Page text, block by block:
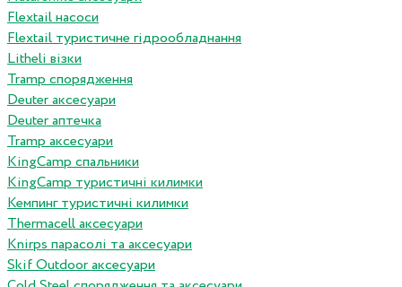
Flextail насоси
Flextail туристичне гідрообладнання
Litheli візки
Tramp спорядження
Deuter аксесуари
Deuter аптечка
Tramp аксесуари
KingCamp спальники
KingCamp туристичні килимки
Кемпинг туристичні килимки
Thermacell аксесуари
Knirps парасолі та аксесуари
Skif Outdoor аксесуари